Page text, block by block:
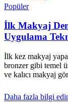
Popüler
İlk Makyaj
Uygulama
İlk kez makyaj
bronzer gibi temel
ve kalıcı makyaj
Daha fazla bilgi